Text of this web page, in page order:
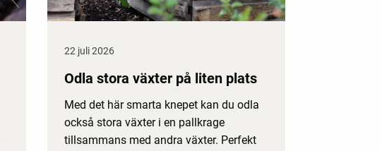
22 juli 2026
Odla stora växter på liten plats
Med det här smarta knepet kan du odla
också stora växter i en pallkrage
tillsammans med andra växter. Perfekt